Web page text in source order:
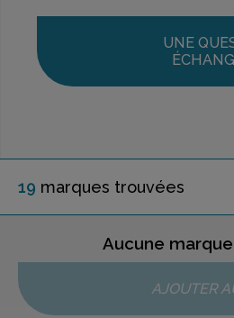
UNE
19 marques trouvées
Aucune
AJOUTER